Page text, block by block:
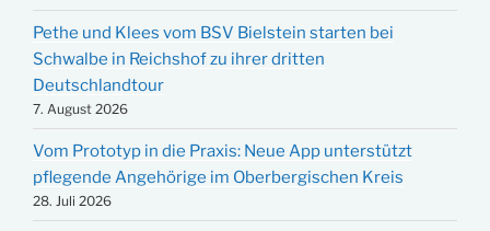
Pethe und Klees vom BSV Bielstein starten bei
Schwalbe in Reichshof zu ihrer dritten
Deutschlandtour
7. August 2026
Vom Prototyp in die Praxis: Neue App unterstützt
pflegende Angehörige im Oberbergischen Kreis
28. Juli 2026